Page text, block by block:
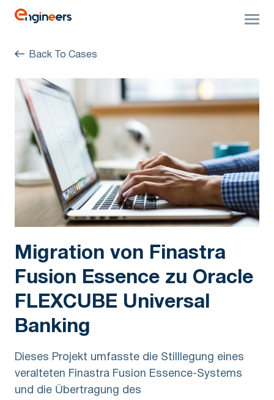
Back To Cases
Migration von Finastra
Fusion Essence zu Oracle
FLEXCUBE Universal
Banking
Dieses Projekt umfasste die Stilllegung eines
veralteten Finastra Fusion Essence-Systems
und die Übertragung des